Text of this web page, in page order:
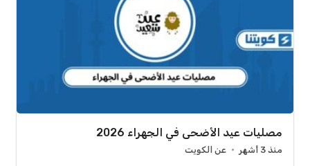
مصليات عيد الأضحى في الجهراء 2026
منذ 3 أشهر عن الكويت